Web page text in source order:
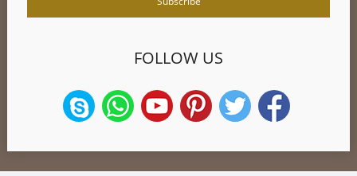
FOLLOW US